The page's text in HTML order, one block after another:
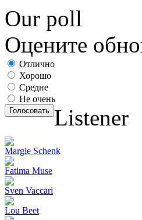
Our poll
Оцените
Отлично
Хорошо
Средне
Не очень
Голосовать Listener
Margie Schenk
Fatima Muse
Sven Vaccari
Lou Beet